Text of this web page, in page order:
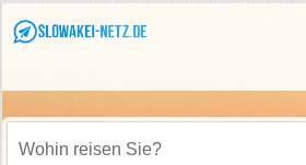
Wohin reisen Sie?